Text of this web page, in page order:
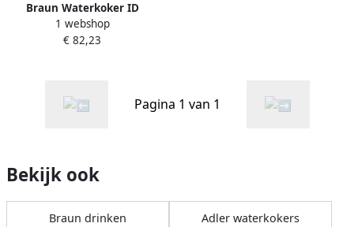
Braun Waterkoker ID
Collection WK 5115 BK
zwart 1 7 l
1 webshop
€ 82,23
Pagina 1 van 1
Bekijk ook
Braun drinken Adler waterkokers